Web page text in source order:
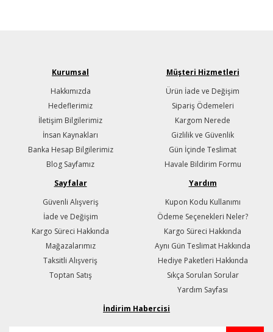
Kurumsal
Hakkımızda
Hedeflerimiz
İletişim Bilgilerimiz
İnsan Kaynakları
Banka Hesap Bilgilerimiz
Blog Sayfamız
Müşteri Hizmetleri
Ürün İade ve Değişim
Sipariş Ödemeleri
Kargom Nerede
Gizlilik ve Güvenlik
Gün İçinde Teslimat
Havale Bildirim Formu
Sayfalar
Güvenli Alışveriş
İade ve Değişim
Kargo Süreci Hakkında
Mağazalarımız
Taksitli Alışveriş
Toptan Satış
Yardım
Kupon Kodu Kullanımı
Ödeme Seçenekleri Neler?
Kargo Süreci Hakkında
Aynı Gün Teslimat Hakkında
Hediye Paketleri Hakkında
Sıkça Sorulan Sorular
Yardım Sayfası
İndirim Habercisi